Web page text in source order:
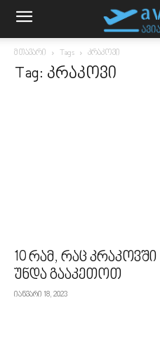
მთავარი Tags კრაკოვი
Tag: კრაკოვი
10 რამ, რაც
უნდა გააკეთოთ
იანვარი 18, 2023